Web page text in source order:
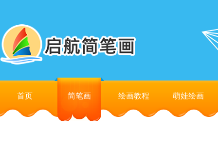
首页 简笔画 绘画教程 萌娃绘画